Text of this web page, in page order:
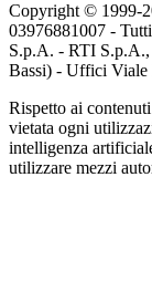
Copyright © 1999-
03976881007 -
S.p.A. - RTI S.p.A.,
Bassi) - Uffici Viale
Rispetto ai
vietata ogni
intelligenza
utilizzare mezzi